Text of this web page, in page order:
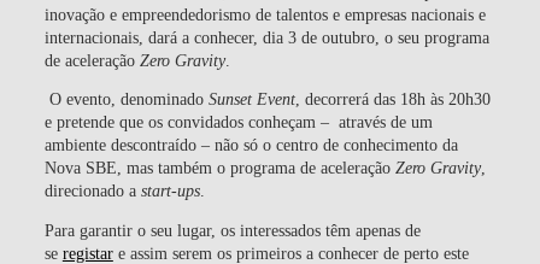
inovação e empreendedorismo de talentos e empresas nacionais e
internacionais, dará a conhecer, dia 3 de outubro, o seu programa
de aceleração Zero Gravity.
O evento, denominado Sunset Event, decorrerá das 18h às 20h30
e pretende que os convidados conheçam – através de um
ambiente descontraído – não só o centro de conhecimento da
Nova SBE, mas também o programa de aceleração Zero Gravity,
direcionado a start-ups.
Para garantir o seu lugar, os interessados têm apenas de
se registare assim serem os primeiros a conhecer de perto este